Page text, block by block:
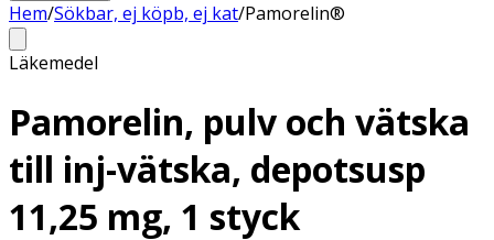
Hem/Sökbar, ej köpb, ej kat/Pamorelin®
Läkemedel
Pamorelin, pulv och vätska
till inj-vätska, depotsusp
11,25 mg, 1 styck